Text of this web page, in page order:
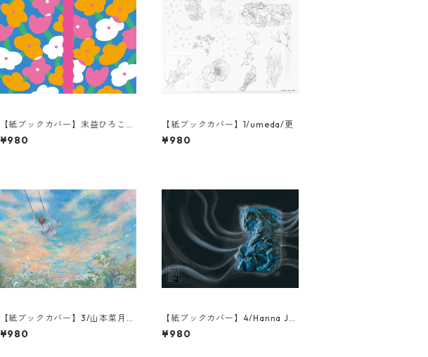
【紙ブックカバー】末益ひろこ/K
UKKA
¥980
【紙ブックカバー】1/umeda/更
¥980
【紙ブックカバー】3/山本菜月/
たかく遠く
¥980
【紙ブックカバー】4/Hanna Ju
no/Answering the Call/運命を
造る
¥980